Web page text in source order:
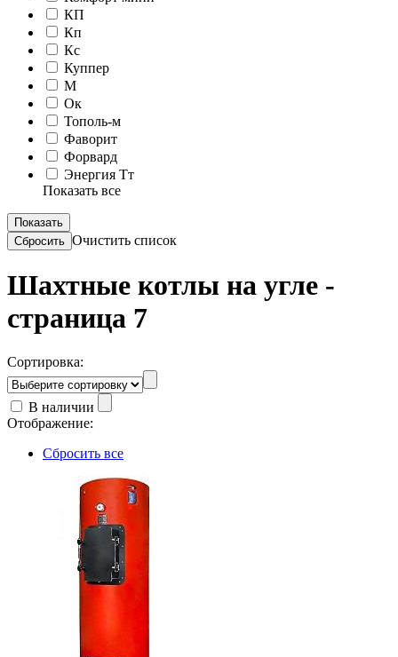
КП
Кп
Кс
Куппер
М
Ок
Тополь-м
Фаворит
Форвард
Энергия Тт
Показать все
Очистить список
Шахтные котлы на угле -
страница 7
Сортировка:
В наличии
Отображение:
Сбросить все